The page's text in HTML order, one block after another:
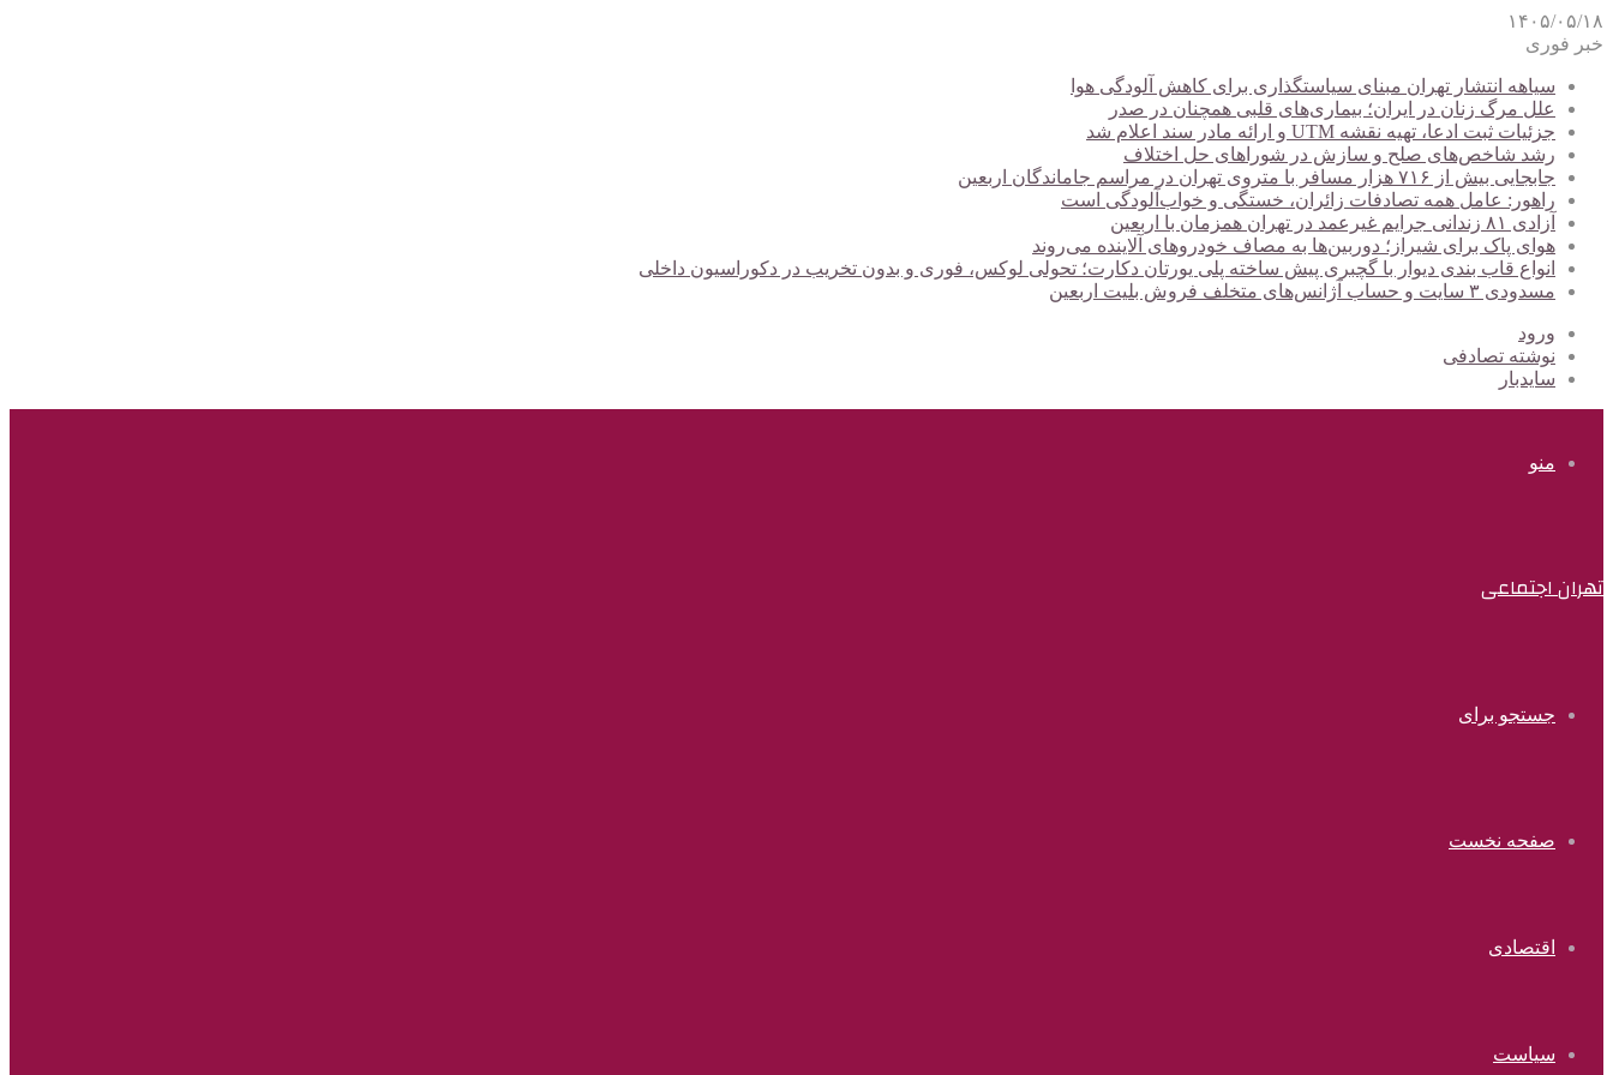
۱۴۰۵/۰۵/۱۸
خبر فوری
سیاهه انتشار تهران مبنای سیاستگذاری برای کاهش آلودگی هوا
علل مرگ زنان در ایران؛ بیماری‌های قلبی همچنان در صدر
جزئیات ثبت ادعا، تهیه نقشه UTM و ارائه مادر سند اعلام شد
رشد شاخص‌های صلح و سازش در شوراهای حل اختلاف
جابجایی بیش از ۷۱۶ هزار مسافر با متروی تهران در مراسم جاماندگان اربعین
راهور: عامل همه تصادفات زائران، خستگی و خواب‌آلودگی است
آزادی ۸۱ زندانی جرایم غیرعمد در تهران همزمان با اربعین
هوای پاک برای شیراز؛ دوربین‌ها به مصاف خودروهای آلاینده می‌روند
انواع قاب بندی دیوار با گچبری پیش ساخته پلی یورتان دکارت؛ تحولی لوکس، فوری و بدون تخریب در دکوراسیون داخلی
مسدودی ۳ سایت و حساب آژانس‌های متخلف فروش بلیت اربعین
ورود
نوشته تصادفی
سایدبار
منو
تهران اجتماعی
جستجو برای
صفحه نخست
اقتصادی
سیاست